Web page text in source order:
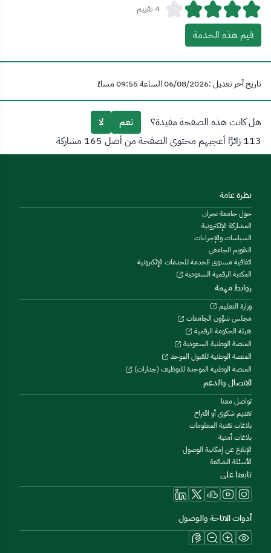
4 تقييم
قيم هذه الخدمة
تاريخ آخر تعديل :06/08/2026 الساعة 09:55 مساءً
هل كانت هذه الصفحة مفيدة؟ نعم
لا
113 زائرًا أعجبهم محتوى الصفحة من أصل 165 مشاركة
نظرة عامة
حول جامعة نجران
المشاركة الإلكترونية
السياسات والإجراءات
التقويم الجامعي
اتفاقية مستوى الخدمة للخدمات الإلكترونية
المكتبة الرقمية السعودية
روابط مهمة
وزارة التعليم
مجلس شؤون الجامعات
هيئة الحكومة الرقمية
المنصة الوطنية السعودية
المنصة الوطنية للقبول الموحد
المنصة الوطنية الموحدة للتوظيف (جدارات)
الاتصال والدعم
تواصل معنا
تقديم شكوى أو اقتراح
بلاغات تقنية المعلومات
بلاغات أمنية
الإبلاغ عن إمكانية الوصول
الأسئلة الشائعة
تابعنا على
أدوات الاتاحة والوصول